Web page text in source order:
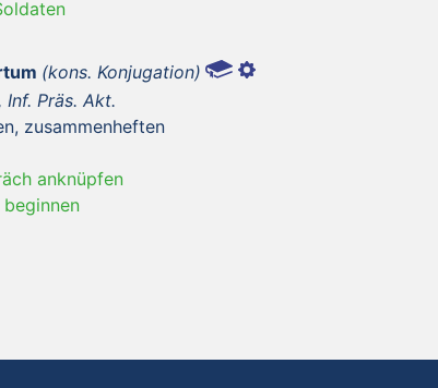
(kons. Konjugation)
Inf. Präs. Akt.
zusammenheften
anknüpfen